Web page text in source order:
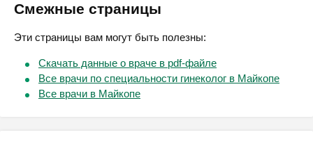
Смежные страницы
Эти страницы вам могут быть полезны:
Скачать данные о враче в pdf-файле
Все врачи по специальности гинеколог в Майкопе
Все врачи в Майкопе